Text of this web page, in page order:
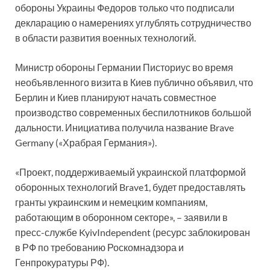
обороны Украины Федоров только что подписали
декларацию о намерениях углублять сотрудничество
в области развития военных технологий.
Министр обороны Германии Писториус во время
необъявленного визита в Киев публично объявил, что
Берлин и Киев планируют начать совместное
производство современных беспилотников большой
дальности. Инициатива получила название Brave
Germany («Храбрая Германия»).
«Проект, поддерживаемый украинской платформой
оборонных технологий Brave1, будет предоставлять
гранты украинским и немецким компаниям,
работающим в оборонном секторе», – заявили в
пресс-службе KyivIndependent (ресурс заблокирован
в РФ по требованию Роскомнадзора и
Генпрокуратуры РФ).